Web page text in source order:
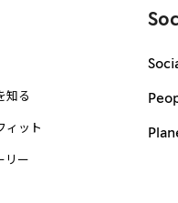
知る
ィット
リー